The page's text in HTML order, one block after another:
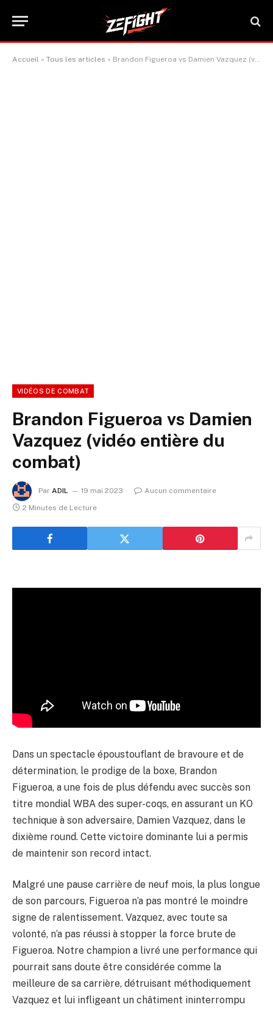
Accueil » Tous les articles » Brandon Figueroa vs Damien Vazquez (vidéo entière du combat)
VIDÉOS DE COMBAT
Brandon Figueroa vs Damien
Vazquez (vidéo entière du
combat)
Par ADIL 19 mai 2023
Aucun commentaire
2 Minutes de Lecture
Dans un spectacle époustouflant de bravoure et de
détermination, le prodige de la boxe, Brandon
Figueroa, a une fois de plus défendu avec succès son
titre mondial WBA des super-coqs, en assurant un KO
technique à son adversaire, Damien Vazquez, dans le
dixième round. Cette victoire dominante lui a permis
de maintenir son record intact.
Malgré une pause carrière de neuf mois, la plus longue
de son parcours, Figueroa n’a pas montré le moindre
signe de ralentissement. Vazquez, avec toute sa
volonté, n’a pas réussi à stopper la force brute de
Figueroa. Notre champion a livré une performance qui
pourrait sans doute être considérée comme la
meilleure de sa carrière, détruisant méthodiquement
Vazquez et lui infligeant un châtiment ininterrompu